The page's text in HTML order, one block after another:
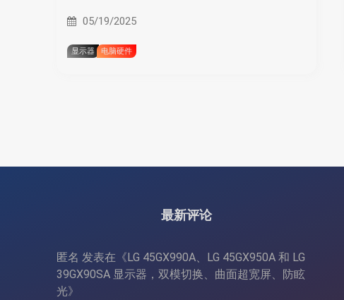
05/19/2025
显示器 电脑硬件
最新评论
匿名 发表在《LG 45GX990A、LG 45GX950A 和 LG
39GX90SA 显示器，双模切换、曲面超宽屏、防眩
光》